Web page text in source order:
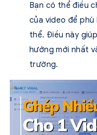
Bạn có thể điều
của video để
thể. Điều này
hướng mới nhất
trường.